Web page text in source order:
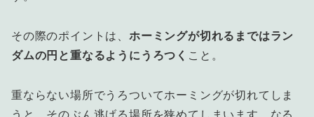
その際のポイントは、 ホーミングが切れるまではラン
ダムの円と重なるようにうろつく こと。
重ならない場所でうろついてホーミングが切れてしま
うと、そのぶん逃げる場所を狭めてしまいます。なる